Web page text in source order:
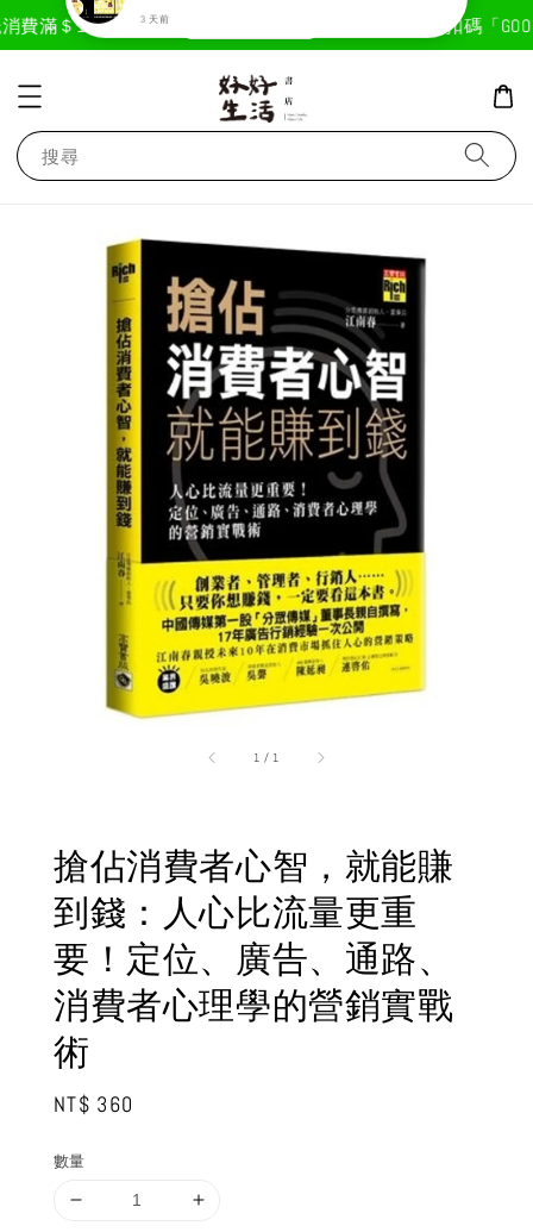
費滿＄1800免運費 首次註冊輸入折扣碼「
搜尋
1 / 1
搶佔消費者心智，就能賺
到錢：人心比流量更重
要！定位、廣告、通路、
消費者心理學的營銷實戰
術
Regular
NT$ 360
數量
【預購，8月初到貨】《大誌雜誌 7月號 第 196 期》封面：布丁狗